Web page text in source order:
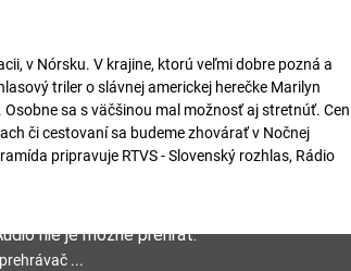
v Nórsku. V krajine, ktorú veľmi dobre pozná a
triler o slávnej americkej herečke Marilyn
sa s väčšinou mal možnosť aj stretnúť.
či cestovaní sa budeme zhovárať v Nočnej
pripravuje RTVS - Slovenský rozhlas, Rádio